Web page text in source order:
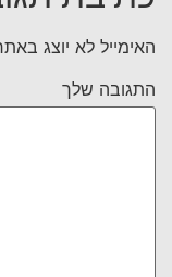
האימייל לא יוצג
התגובה שלך